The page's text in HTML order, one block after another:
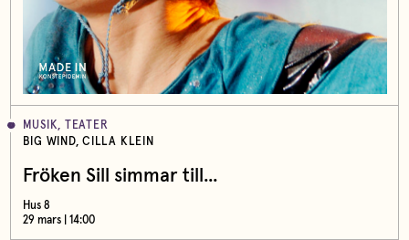
MUSIK, TEATER
BIG WIND, CILLA KLEIN
Fröken Sill simmar till...
Hus 8
29 mars | 14:00